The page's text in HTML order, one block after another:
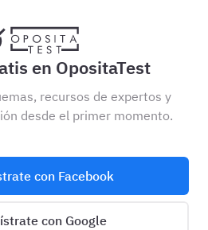
en OpositaTest
recursos de expertos y
desde el primer momento.
con Facebook
con Google